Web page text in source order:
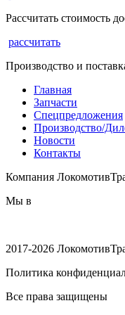
Рассчитать стоимость
рассчитать
Производство и
Главная
Запчасти
Спецпредложения
Производство/
Новости
Контакты
Компания
Мы в
2017-2026
Политика
Все права защищены